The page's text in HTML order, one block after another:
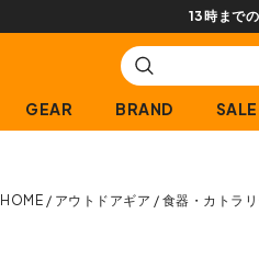
【会
GEAR BRAND SALE
HOME アウトドアギア 食器・カトラ